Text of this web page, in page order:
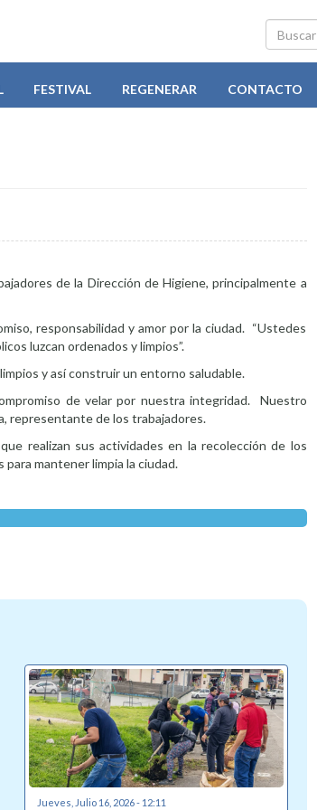
Buscar
FESTIVAL REGENERAR CONTACTO
de la Dirección de Higiene, principalmente a
responsabilidad y amor por la ciudad. “Ustedes
luzcan ordenados y limpios”.
y así construir un entorno saludable.
de velar por nuestra integridad. Nuestro
representante de los trabajadores.
realizan sus actividades en la recolección de los
mantener limpia la ciudad.
Jueves, Julio 16, 2026 - 12:11